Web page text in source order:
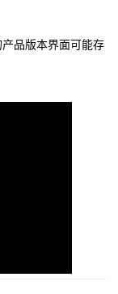
品版本界面可能存